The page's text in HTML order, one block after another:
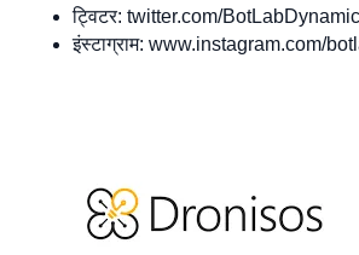
ट्विटर: twitter.com/
इंस्टाग्राम: www.instagram.com/